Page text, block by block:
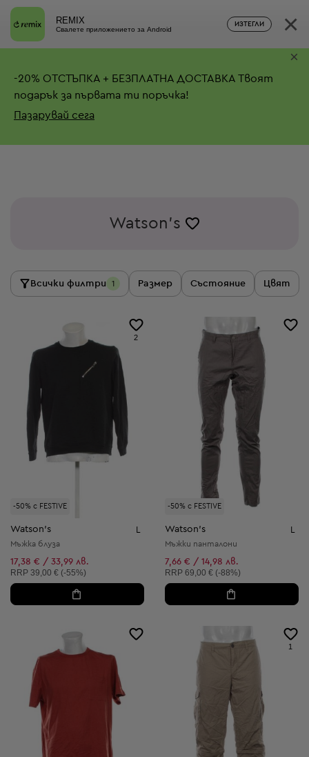
REMIX
Свалете приложението за Android
ИЗТЕГЛИ ×
-20% ОТСТЪПКА + БЕЗПЛАТНА ДОСТАВКА Твоят
подарък за първата ти поръчка!
Пазарувай сега
×
Watson's
Всички филтри 1 Размер Състояние Цвят
-50% с FESTIVE
2
Watson's
Мъжка блуза
17,38 € / 33,99 лв.
Препоръчителна цена:
RRP 39,00 € (-55%)
-50% с FESTIVE
Watson's
Мъжки панталони
7,66 € / 14,98 лв.
Препоръчителна цена:
RRP 69,00 € (-88%)
1